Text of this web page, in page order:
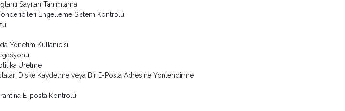
Sayıları Tanımlama
Engelleme Sistem Kontrolü
Yönetim Kullanıcısı
Üretme
Diske Kaydetme veya Bir E-Posta Adresine Yönlendirme
E-posta Kontrolü